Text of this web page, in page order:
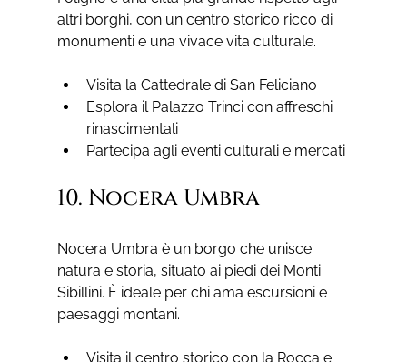
altri borghi, con un centro storico ricco di
monumenti e una vivace vita culturale.
Visita la Cattedrale di San Feliciano
Esplora il Palazzo Trinci con affreschi
rinascimentali
Partecipa agli eventi culturali e mercati
10. Nocera Umbra
Nocera Umbra è un borgo che unisce
natura e storia, situato ai piedi dei Monti
Sibillini. È ideale per chi ama escursioni e
paesaggi montani.
Visita il centro storico con la Rocca e